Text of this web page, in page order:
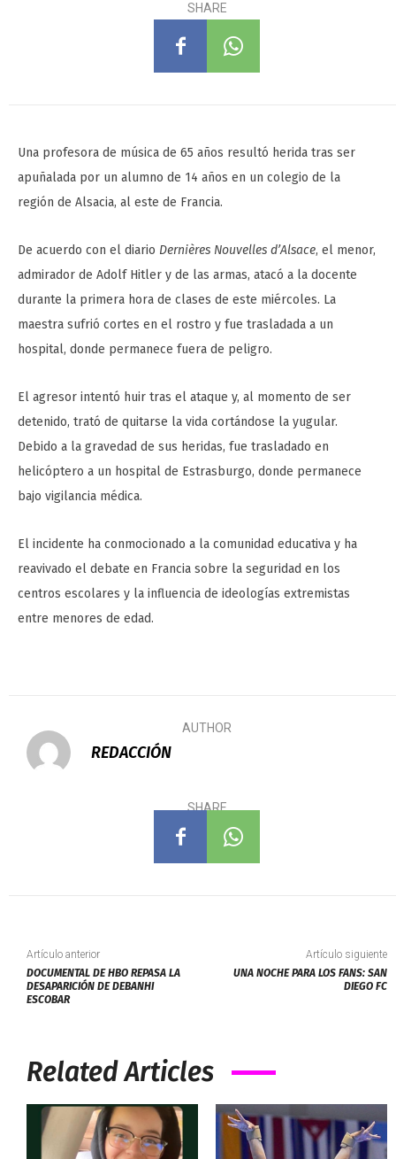
SHARE
Una profesora de música de 65 años resultó herida tras ser
apuñalada por un alumno de 14 años en un colegio de la
región de Alsacia, al este de Francia.
De acuerdo con el diario Dernières Nouvelles d’Alsace, el menor,
admirador de Adolf Hitler y de las armas, atacó a la docente
durante la primera hora de clases de este miércoles. La
maestra sufrió cortes en el rostro y fue trasladada a un
hospital, donde permanece fuera de peligro.
El agresor intentó huir tras el ataque y, al momento de ser
detenido, trató de quitarse la vida cortándose la yugular.
Debido a la gravedad de sus heridas, fue trasladado en
helicóptero a un hospital de Estrasburgo, donde permanece
bajo vigilancia médica.
El incidente ha conmocionado a la comunidad educativa y ha
reavivado el debate en Francia sobre la seguridad en los
centros escolares y la influencia de ideologías extremistas
entre menores de edad.
AUTHOR
REDACCIÓN
SHARE
Artículo anterior
DOCUMENTAL DE HBO REPASA LA
DESAPARICIÓN DE DEBANHI
ESCOBAR
Artículo siguiente
UNA NOCHE PARA LOS FANS: SAN
DIEGO FC
Related Articles